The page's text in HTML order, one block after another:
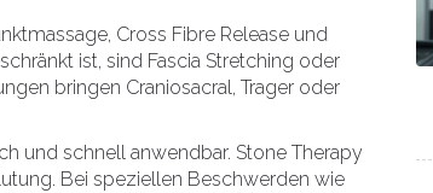
Cross Fibre Release und
ist, sind Fascia Stretching oder
bringen Craniosacral, Trager oder
und schnell anwendbar. Stone Therapy
Bei speziellen Beschwerden wie